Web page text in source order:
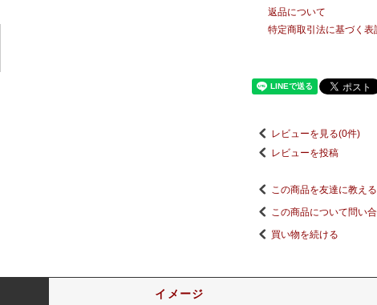
返品について
特定商取引法に基づく表
レビューを見る(0件)
レビューを投稿
この商品を友達に教える
この商品について問い
買い物を続ける
イメージ